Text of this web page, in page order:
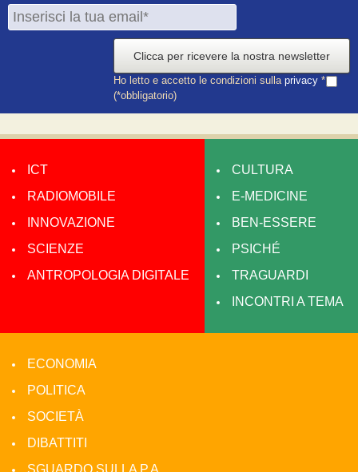
Clicca per ricevere la nostra newsletter
Ho letto e accetto le condizioni sulla privacy *
(*obbligatorio)
ICT
RADIOMOBILE
INNOVAZIONE
SCIENZE
ANTROPOLOGIA DIGITALE
CULTURA
E-MEDICINE
BEN-ESSERE
PSICHÉ
TRAGUARDI
INCONTRI A TEMA
ECONOMIA
POLITICA
SOCIETÀ
DIBATTITI
SGUARDO SULLA P.A.